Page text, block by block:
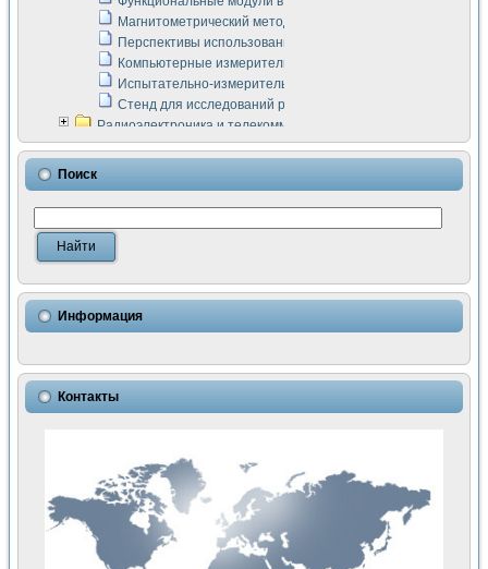
Магнитометрический метод в дефектоскопии сварных
Перспективы использования машинного зрения в
Компьютерные измерительные системы для
Испытательно-измерительный комплекс аппаратуры для
Стенд для исследований рабочих процессов ДВС в
Радиоэлектроника и телекоммуникации
LabVIEW в расчетах радиолиний систем передачи данных
Аппаратно-программный комплекс для исследования
Виртуальный лабораторный стенд для исследования
Измерение шумовых параметров операционных
Измерительный преобразователь на основе цифровой
Использование NI LabVIEW для математического
Исследовние возможности создания измерителя ВАХ
Математическое моделирование генератора сигналов -
Применение осциллографического модуля с высоким
Симуляция отклика импульсного радиолокационного
Автоматизация формирования уравнений состояния для
Разработка автоматизированного стенда для измерения
Применение среды LabVIEW для построения картины
Портативная система для определения показателей
Использование LabVIEW для управления источником
Устройство для снятия вольт-амперных характеристик
Передовые научные технологии: нано-, фемто-,
Поиск
Информация
Контакты